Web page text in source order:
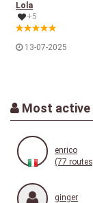
Lola
+5
13-07-2025
Most active
enrico
(77
ginger